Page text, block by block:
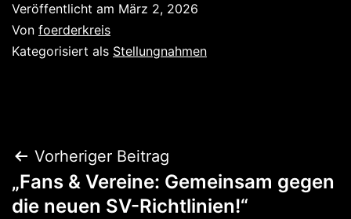
Veröffentlicht am März 2, 2026
Von foerderkreis
Kategorisiert als Stellungnahmen
Beitragsnavigation
Vorheriger Beitrag
„Fans & Vereine: Gemeinsam gegen
die neuen SV-Richtlinien!“